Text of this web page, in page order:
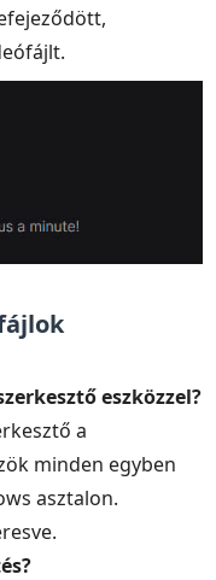
eszközzel?
a
minden egyben
asztalon.